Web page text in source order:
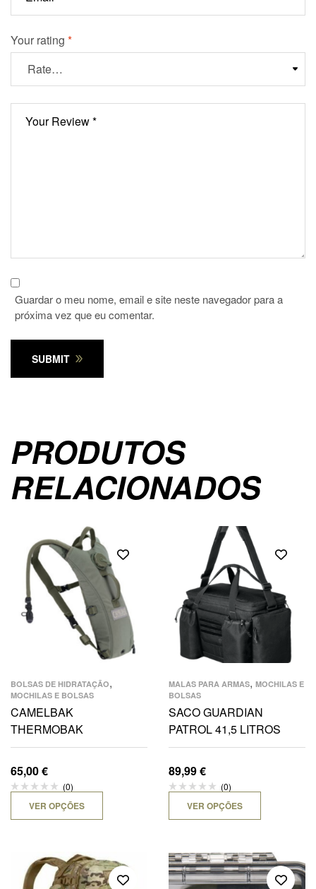
Your rating *
Guardar o meu nome, email e site neste navegador para a
próxima vez que eu comentar.
SUBMIT
PRODUTOS
RELACIONADOS
BOLSAS DE HIDRATAÇÃO,
MOCHILAS E BOLSAS
CAMELBAK
THERMOBAK
65,00€
(0)
VER OPÇÕES
MALAS PARA ARMAS, MOCHILAS E
BOLSAS
SACO GUARDIAN
PATROL 41,5 LITROS
89,99€
(0)
VER OPÇÕES